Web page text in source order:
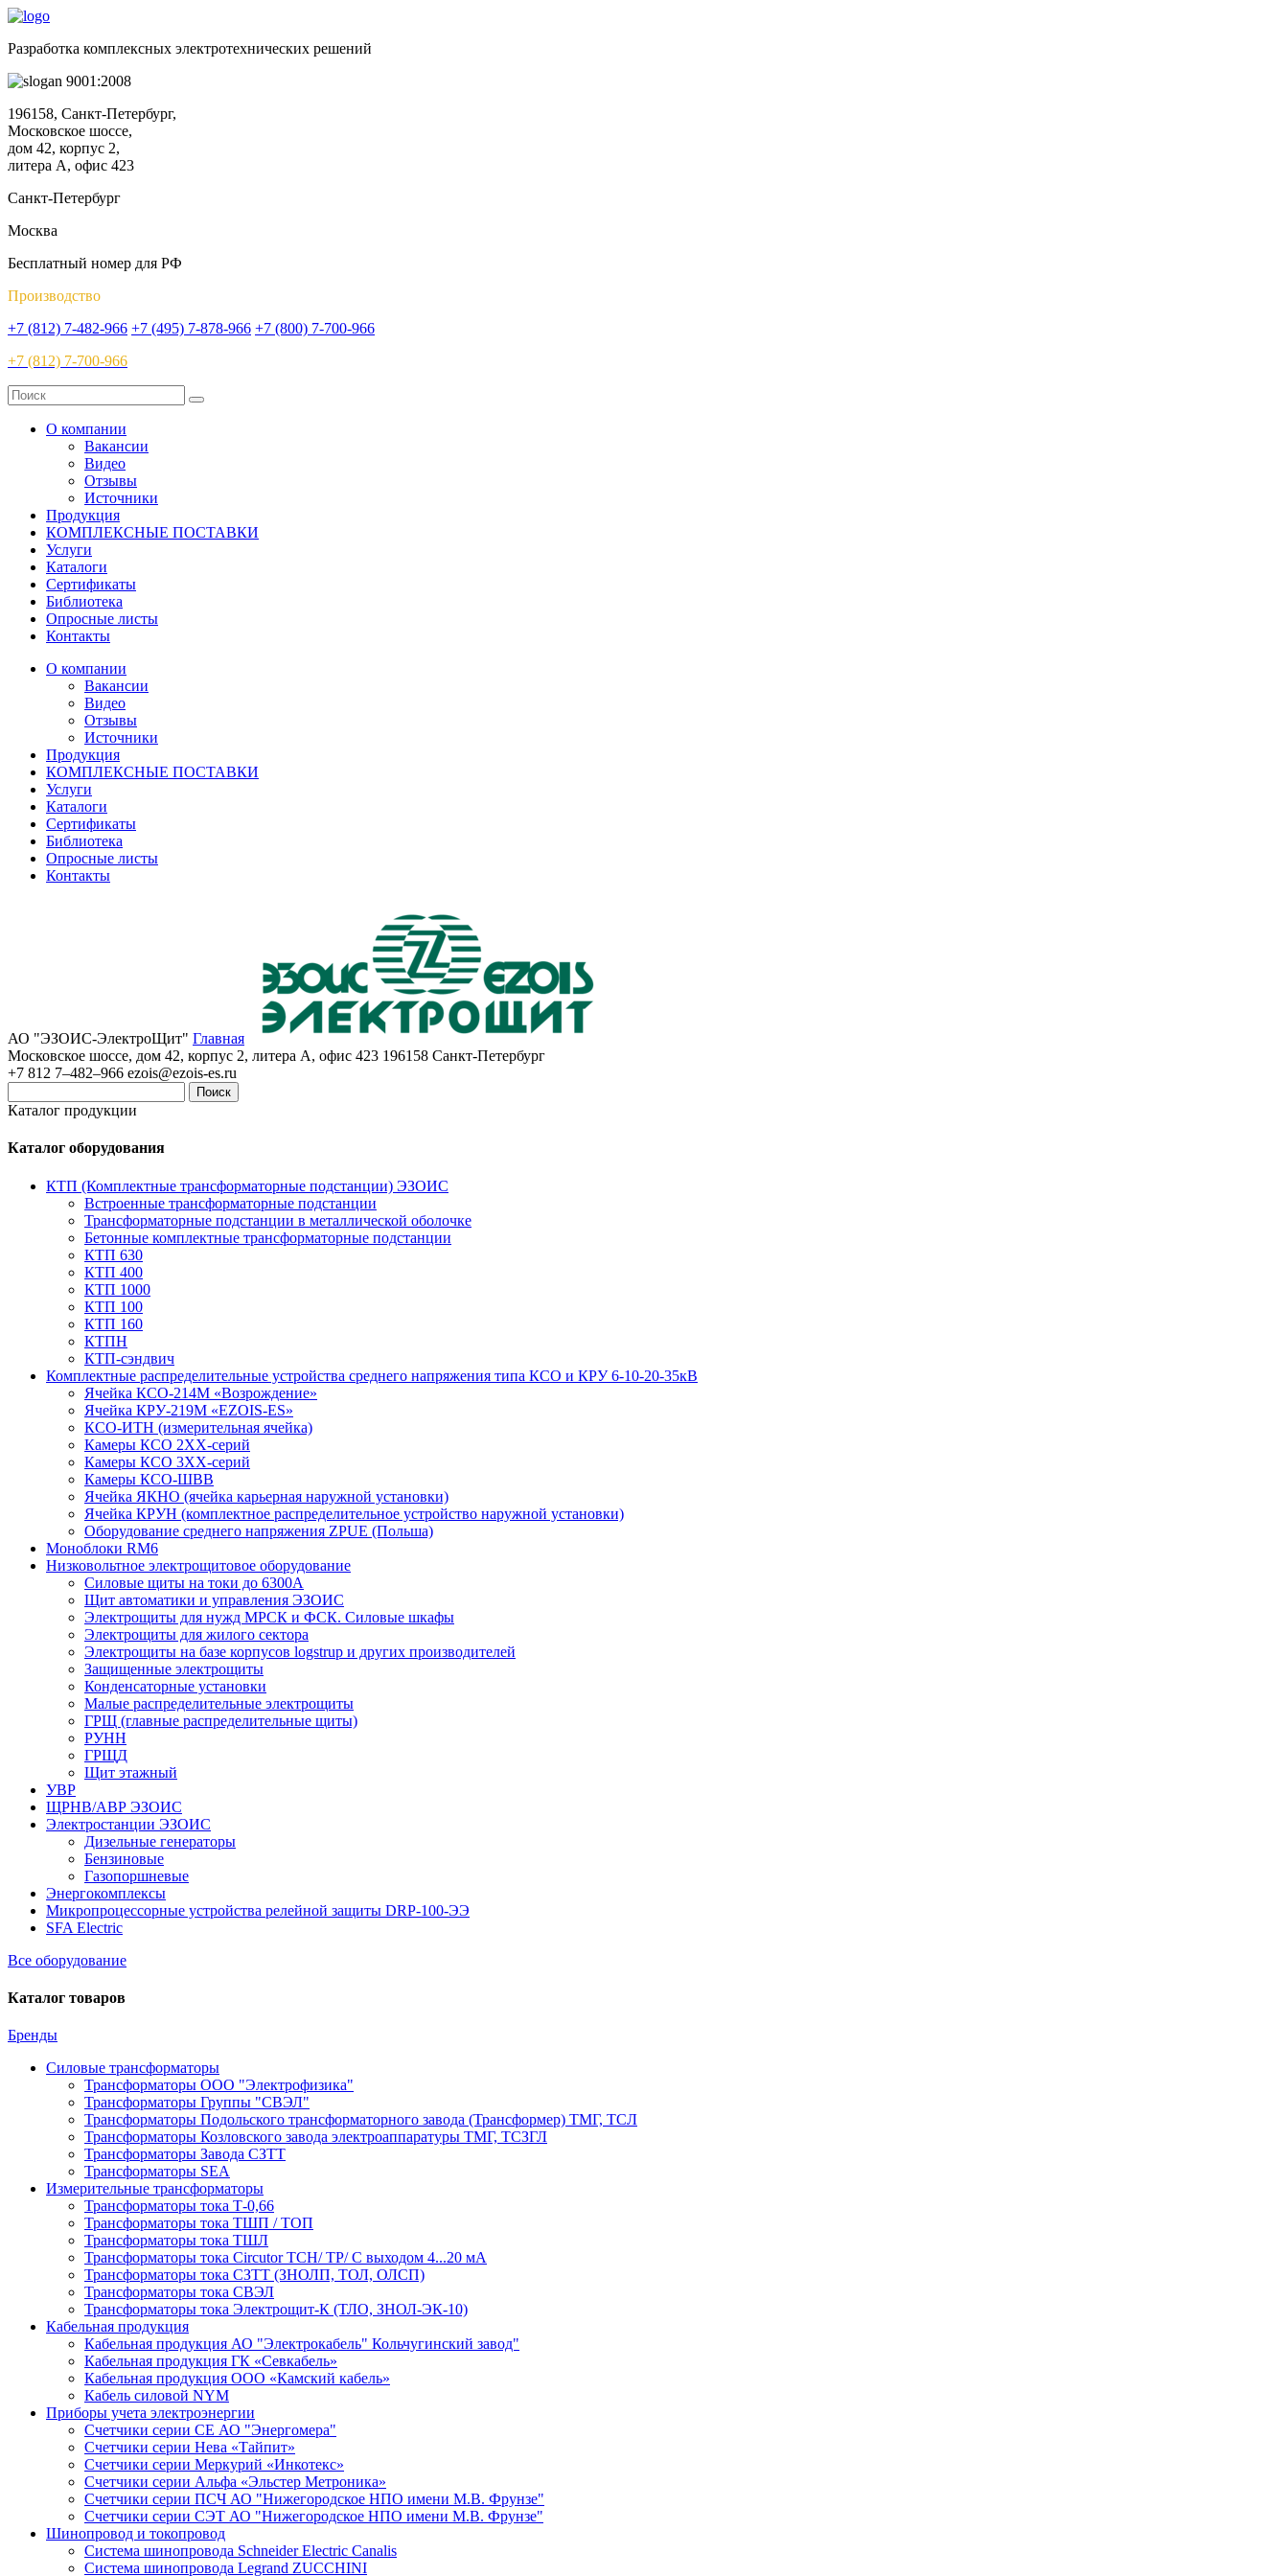
Разработка комплексных электротехнических решений
9001:2008
196158, Санкт-Петербург,
Московское шоссе,
дом 42, корпус 2,
литера А, офис 423
Санкт-Петербург
Москва
Бесплатный номер для РФ
Производство
+7 (812) 7-482-966 +7 (495) 7-878-966 +7 (800) 7-700-966
+7 (812) 7-700-966
О компании
Вакансии
Видео
Отзывы
Источники
Продукция
КОМПЛЕКСНЫЕ ПОСТАВКИ
Услуги
Каталоги
Сертификаты
Библиотека
Опросные листы
Контакты
О компании
Вакансии
Видео
Отзывы
Источники
Продукция
КОМПЛЕКСНЫЕ ПОСТАВКИ
Услуги
Каталоги
Сертификаты
Библиотека
Опросные листы
Контакты
АО "ЭЗОИС-ЭлектроЩит" Главная
Московское шоссе, дом 42, корпус 2, литера А, офис 423 196158 Санкт-Петербург
+7 812 7–482–966 ezois@ezois-es.ru
Поиск
Каталог продукции
Каталог оборудования
КТП (Комплектные трансформаторные подстанции) ЭЗОИС
Встроенные трансформаторные подстанции
Трансформаторные подстанции в металлической оболочке
Бетонные комплектные трансформаторные подстанции
КТП 630
КТП 400
КТП 1000
КТП 100
КТП 160
КТПН
КТП-сэндвич
Комплектные распределительные устройства среднего напряжения типа КСО и КРУ 6-10-20-35кВ
Ячейка КСО-214М «Возрождение»
Ячейка КРУ-219М «EZOIS-ES»
КСО-ИТН (измерительная ячейка)
Камеры КСО 2ХХ-серий
Камеры КСО 3ХХ-серий
Камеры КСО-ШВВ
Ячейка ЯКНО (ячейка карьерная наружной установки)
Ячейка КРУН (комплектное распределительное устройство наружной установки)
Оборудование среднего напряжения ZPUE (Польша)
Моноблоки RM6
Низковольтное электрощитовое оборудование
Силовые щиты на токи до 6300А
Щит автоматики и управления ЭЗОИС
Электрощиты для нужд МРСК и ФСК. Силовые шкафы
Электрощиты для жилого сектора
Электрощиты на базе корпусов logstrup и других производителей
Защищенные электрощиты
Конденсаторные установки
Малые распределительные электрощиты
ГРЩ (главные распределительные щиты)
РУНН
ГРЩД
Щит этажный
УВР
ЩРНВ/АВР ЭЗОИС
Электростанции ЭЗОИС
Дизельные генераторы
Бензиновые
Газопоршневые
Энергокомплексы
Микропроцессорные устройства релейной защиты DRP-100-ЭЭ
SFA Electric
Все оборудование
Каталог товаров
Бренды
Силовые трансформаторы
Трансформаторы ООО "Электрофизика"
Трансформаторы Группы "СВЭЛ"
Трансформаторы Подольского трансформаторного завода (Трансформер) ТМГ, ТСЛ
Трансформаторы Козловского завода электроаппаратуры ТМГ, ТСЗГЛ
Трансформаторы Завода СЗТТ
Трансформаторы SEA
Измерительные трансформаторы
Трансформаторы тока Т-0,66
Трансформаторы тока ТШП / ТОП
Трансформаторы тока ТШЛ
Трансформаторы тока Circutor TCH/ TP/ С выходом 4...20 мА
Трансформаторы тока СЗТТ (ЗНОЛП, ТОЛ, ОЛСП)
Трансформаторы тока СВЭЛ
Трансформаторы тока Электрощит-К (ТЛО, ЗНОЛ-ЭК-10)
Кабельная продукция
Кабельная продукция АО "Электрокабель" Кольчугинский завод"
Кабельная продукция ГК «Севкабель»
Кабельная продукция ООО «Камский кабель»
Кабель силовой NYM
Приборы учета электроэнергии
Счетчики серии СЕ АО "Энергомера"
Счетчики серии Нева «Тайпит»
Счетчики серии Меркурий «Инкотекс»
Счетчики серии Альфа «Эльстер Метроника»
Счетчики серии ПСЧ АО "Нижегородское НПО имени М.В. Фрунзе"
Счетчики серии СЭТ АО "Нижегородское НПО имени М.В. Фрунзе"
Шинопровод и токопровод
Система шинопровода Schneider Electric Canalis
Система шинопровода Legrand ZUCCHINI